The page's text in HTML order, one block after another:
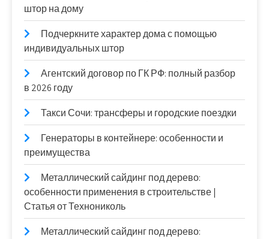
штор на дому
Подчеркните характер дома с помощью
индивидуальных штор
Агентский договор по ГК РФ: полный разбор
в 2026 году
Такси Сочи: трансферы и городские поездки
Генераторы в контейнере: особенности и
преимущества
Металлический сайдинг под дерево:
особенности применения в строительстве |
Статья от Технониколь
Металлический сайдинг под дерево: